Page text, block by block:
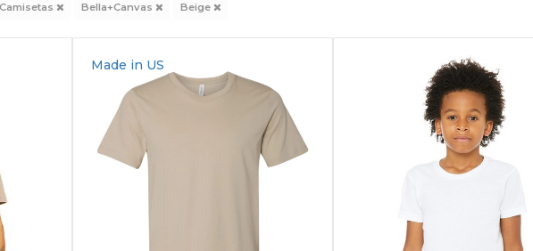
Camisetas Bella+Canvas Beige
Made in US